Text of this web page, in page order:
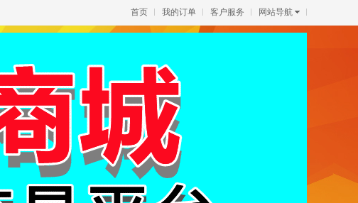
首页 我的订单 客户服务 网站导航